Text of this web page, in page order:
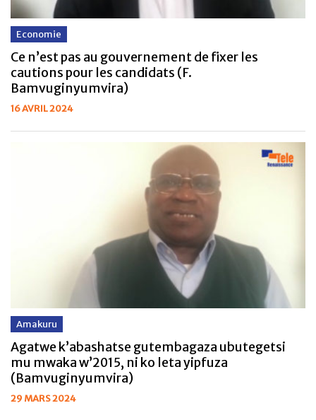
Economie
Ce n’est pas au gouvernement de fixer les
cautions pour les candidats (F.
Bamvuginyumvira)
16 AVRIL 2024
Amakuru
Agatwe k’abashatse gutembagaza ubutegetsi
mu mwaka w’2015, ni ko leta yipfuza
(Bamvuginyumvira)
29 MARS 2024